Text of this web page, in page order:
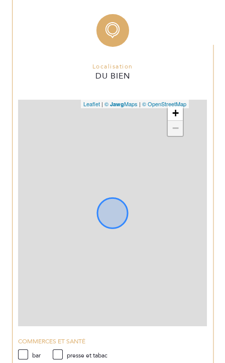
Localisation
DU BIEN
+
−
Leaflet | © JawgMaps | © OpenStreetMap
COMMERCES ET SANTÉ
bar
presse et tabac